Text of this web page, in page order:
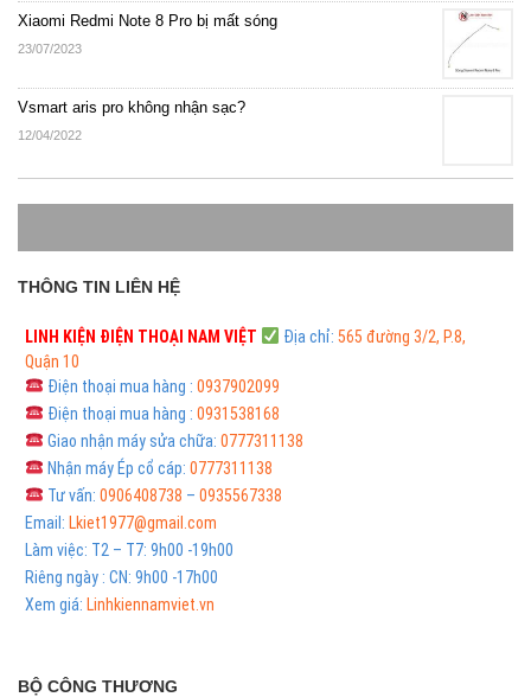
Xiaomi Redmi Note 8 Pro bị mất sóng
23/07/2023
Vsmart aris pro không nhận sạc?
12/04/2022
THÔNG TIN LIÊN HỆ
LINH KIỆN ĐIỆN THOẠI NAM VIỆT Địa chỉ: 565 đường 3/2, P.8,
Quận 10
Điện thoại mua hàng : 0937902099
Điện thoại mua hàng : 0931538168
Giao nhận máy sửa chữa: 0777311138
Nhận máy Ép cổ cáp: 0777311138
Tư vấn: 0906408738 – 0935567338
Email: Lkiet1977@gmail.com
Làm việc: T2 – T7: 9h00 -19h00
Riêng ngày : CN: 9h00 -17h00
Xem giá: Linhkiennamviet.vn
BỘ CÔNG THƯƠNG